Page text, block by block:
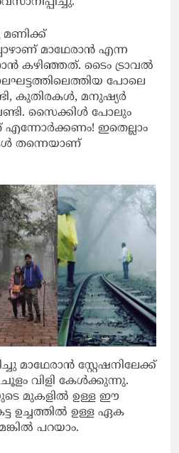
മണിക്ക്
മാഥേരാൻ എന്ന
കഴിഞ്ഞത്. ടൈം ട്രാവൽ
പോലെ
കുതിരകൾ, മനുഷ്യർ
സൈക്കിൾ പോലും
എന്നോർക്കണം! ഇതെല്ലാം
തന്നെയാണ്
മാഥേരാൻ സ്റ്റേഷനിലേക്ക്
വിളി കേൾക്കുന്നു.
മുകളിൽ ഉള്ള ഈ
ഉച്ചത്തിൽ ഉള്ള ഏക
പറയാം.